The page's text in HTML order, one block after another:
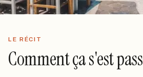
LE RÉCIT
Comment ça s'est